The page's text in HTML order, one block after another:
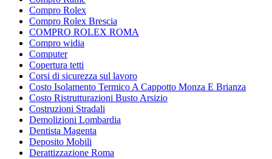
Compro Rolex
Compro Rolex Brescia
COMPRO ROLEX ROMA
Compro widia
Computer
Copertura tetti
Corsi di sicurezza sul lavoro
Costo Isolamento Termico A Cappotto Monza E Brianza
Costo Ristrutturazioni Busto Arsizio
Costruzioni Stradali
Demolizioni Lombardia
Dentista Magenta
Deposito Mobili
Derattizzazione Roma